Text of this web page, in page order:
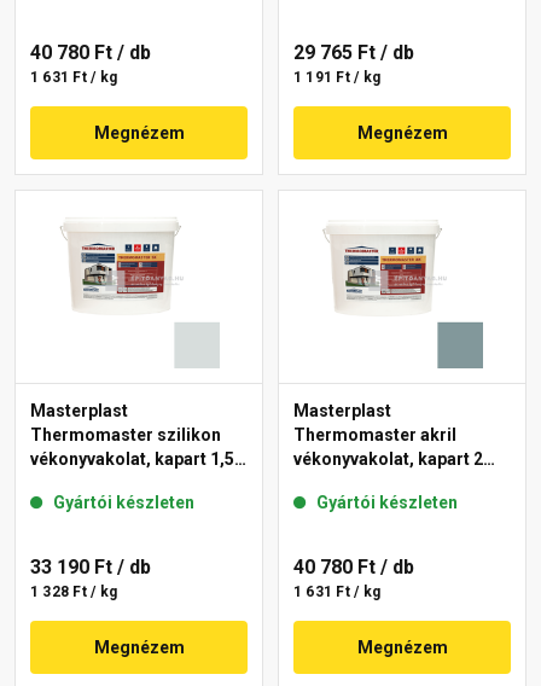
40 780 Ft / db
1 631 Ft / kg
Megnézem
29 765 Ft / db
1 191 Ft / kg
Megnézem
Masterplast
Thermomaster szilikon
vékonyvakolat, kapart 1,5
Gyártói készleten
33 190 Ft / db
1 328 Ft / kg
Megnézem
Masterplast
Thermomaster akril
vékonyvakolat, kapart 2
Gyártói készleten
40 780 Ft / db
1 631 Ft / kg
Megnézem